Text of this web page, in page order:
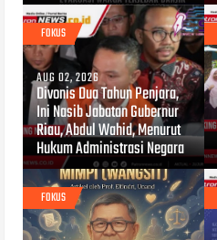
FOKUS
AUG 02, 2026
Divonis Dua Tahun Penjara,
Ini Nasib Jabatan Gubernur
Riau, Abdul Wahid, Menurut
Hukum Administrasi Negara
FOKUS